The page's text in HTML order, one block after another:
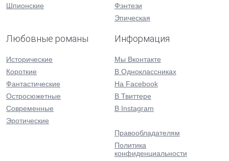
Шпионские
Фэнтези
Эпическая
Любовные романы
Исторические
Короткие
Фантастические
Остросюжетные
Современные
Эротические
Информация
Мы Вконтакте
В Одноклассниках
На Facebook
В Твиттере
В Instagram
Правообладателям
Политика
конфиденциальности